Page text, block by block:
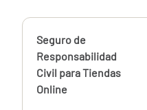
Calcúlalo ahora
Seguro de
Responsabilidad
Civil para Tiendas
Online